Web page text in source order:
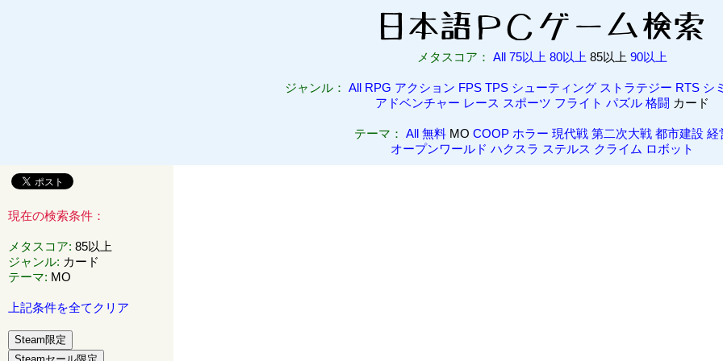
メタスコア： All 75以上 80以上 85以上 90以上
ジャンル： All RPG アクション FPS TPS シューティング ストラテジー RTS シ
アドベンチャー レース スポーツ フライト パズル 格闘 カード
テーマ： All 無料MO COOP ホラー 現代戦 第二次大戦 都市建設 経
オープンワールド ハクスラ ステルス クライム ロボット
現在の検索条件：
メタスコア: 85以上
ジャンル: カード
テーマ: MO
上記条件を全てクリア